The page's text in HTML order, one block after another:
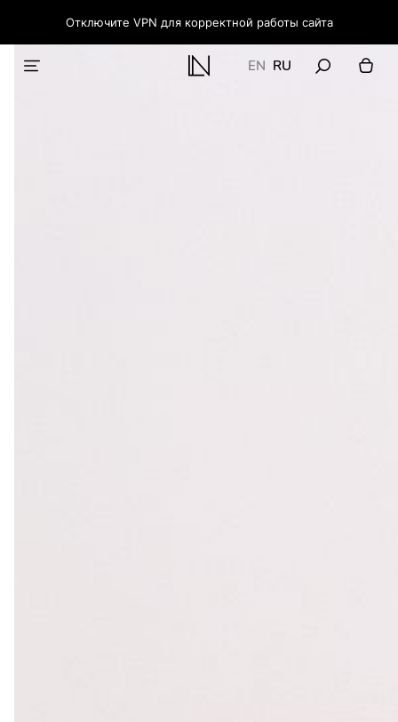
Отключите VPN для корректной работы сайта
EN RU